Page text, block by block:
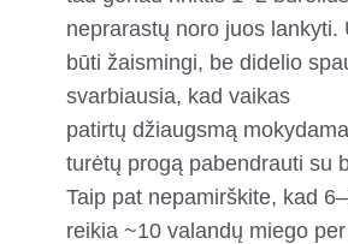
neprarastų noro juos lankyti.
būti žaismingi, be didelio
svarbiausia, kad vaikas
patirtų džiaugsmą
turėtų progą pabendrauti su
Taip pat nepamirškite, kad
reikia ~10 valandų miego